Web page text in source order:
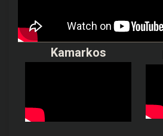
Kamarkos